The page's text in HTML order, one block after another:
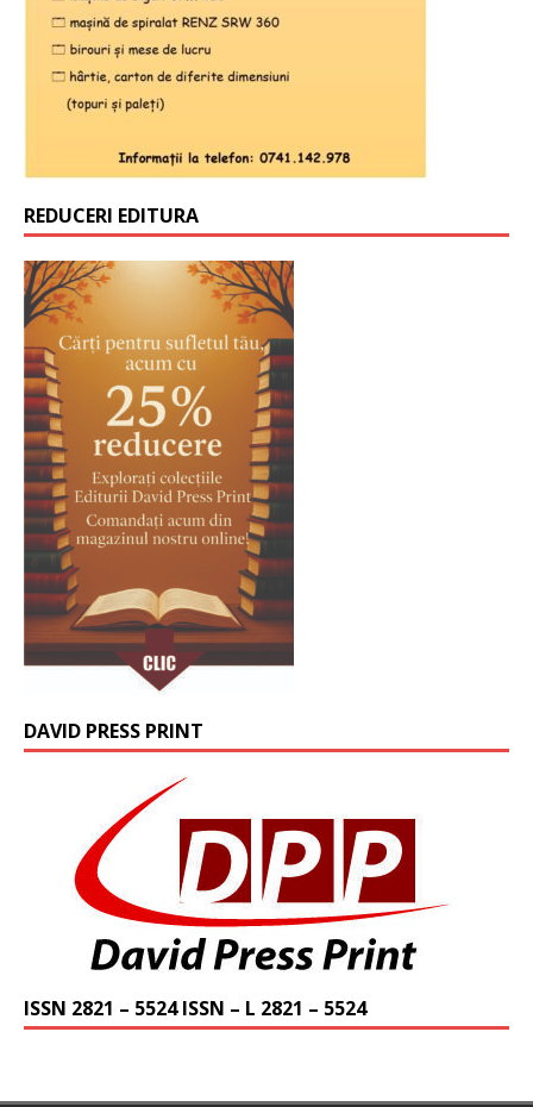
REDUCERI EDITURA
DAVID PRESS PRINT
ISSN 2821 – 5524 ISSN – L 2821 – 5524